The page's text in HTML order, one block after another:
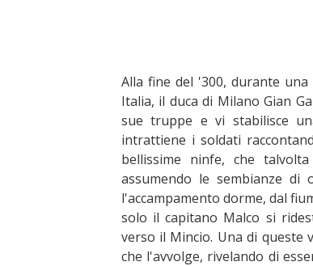
Alla fine del '300, durante
Italia, il duca di Milano Gian
sue truppe e vi stabilisce
intrattiene i soldati
bellissime ninfe, che
assumendo le sembianze
l'accampamento dorme, dal
solo il capitano Malco si
verso il Mincio. Una di
che l'avvolge, rivelando di